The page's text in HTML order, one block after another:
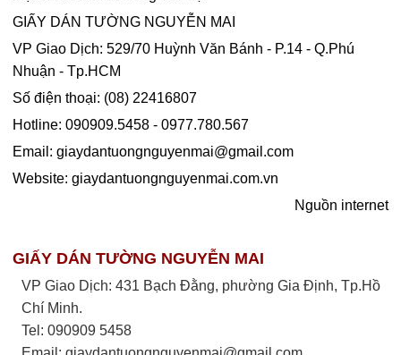
GIẤY DÁN TƯỜNG NGUYỄN MAI
VP Giao Dịch: 529/70 Huỳnh Văn Bánh - P.14 - Q.Phú
Nhuận - Tp.HCM
Số điện thoại: (08) 22416807
Hotline: 090909.5458 - 0977.780.567
Email:giaydantuongnguyenmai@gmail.com
Website: giaydantuongnguyenmai.com.vn
Nguồn internet
GIẤY DÁN TƯỜNG NGUYỄN MAI
VP Giao Dịch: 431 Bạch Đằng, phường Gia Định, Tp.Hồ
Chí Minh.
Tel: 090909 5458